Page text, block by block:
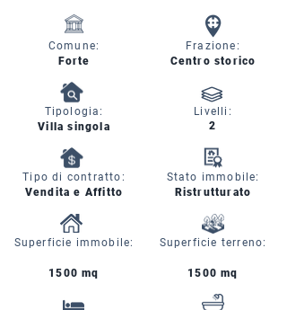
Comune:
Forte
Frazione:
Centro storico
Tipologia:
Villa singola
Tipo di contratto:
Vendita e Affitto
Livelli:
2
Stato immobile:
Ristrutturato
Superficie immobile: Superficie terreno:
1500 mq 1500 mq